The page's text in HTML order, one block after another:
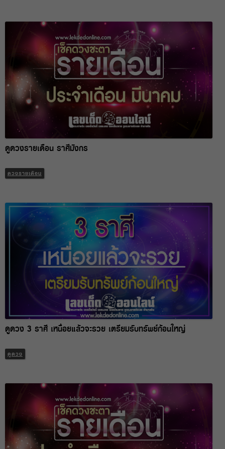
ดูดวงรายเดือน ราศีมังกร
ดวงรายเดือน
ดูดวง 3 ราศี เหนื่อยแล้วจะรวย เตรียมรับทรัพย์ก้อนใหญ่
ดูดวง